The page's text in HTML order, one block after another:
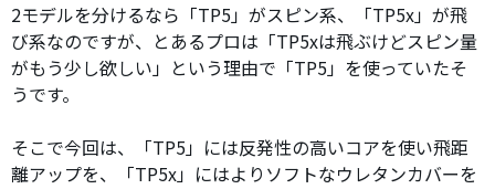
2モデルを分けるなら「TP5」がスピン系、「TP5x」が飛
び系なのですが、とあるプロは「TP5xは飛ぶけどスピン量
がもう少し欲しい」という理由で「TP5」を使っていたそ
うです。
そこで今回は、「TP5」には反発性の高いコアを使い飛距
離アップを、「TP5x」にはよりソフトなウレタンカバーを